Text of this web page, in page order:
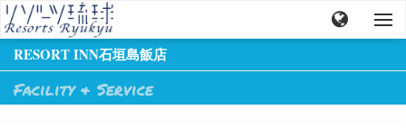
RESORT INN石垣島飯店
Facility & Service